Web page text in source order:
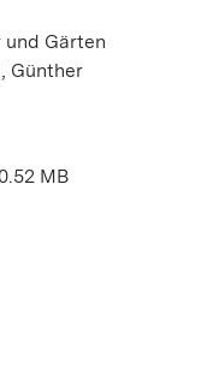
Gärten
Günther
MB